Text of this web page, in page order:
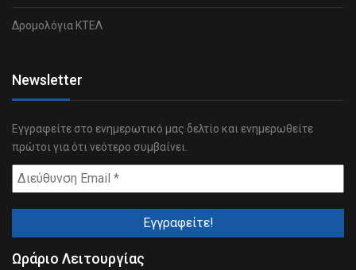
Δρομολόγια ΚΤΕΛ
Newsletter
Εγγραφείτε στο ενημερωτικό μας δελτίο και ενημερωθείτε
πρώτοι για ότι νεότερο συμβαίνει.
Ωράριο Λειτουργίας